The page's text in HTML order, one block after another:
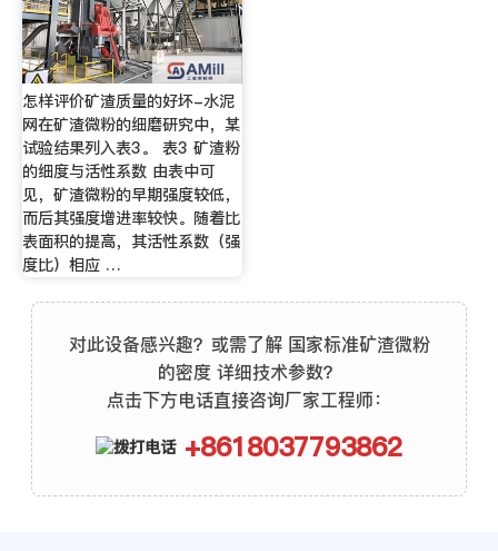
怎样评价矿渣质量的好坏-水泥
网在矿渣微粉的细磨研究中，某
试验结果列入表3。 表3 矿渣粉
的细度与活性系数 由表中可
见，矿渣微粉的早期强度较低，
而后其强度增进率较快。随着比
表面积的提高，其活性系数（强
度比）相应 …
对此设备感兴趣？或需了解 国家标准矿渣微粉
的密度 详细技术参数？
点击下方电话直接咨询厂家工程师：
+8618037793862